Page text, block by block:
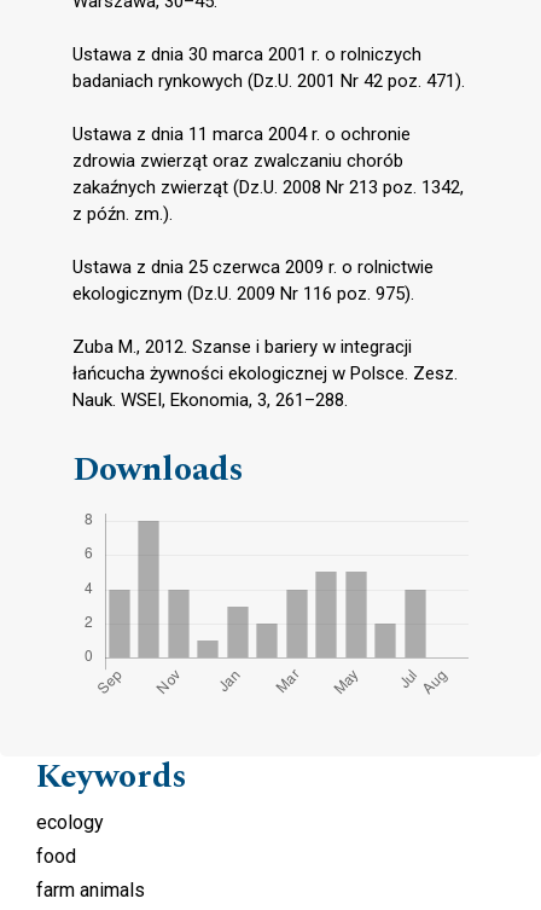
Ustawa z dnia 30 marca 2001 r. o rolniczych
badaniach rynkowych (Dz.U. 2001 Nr 42 poz. 471).
Ustawa z dnia 11 marca 2004 r. o ochronie
zdrowia zwierząt oraz zwalczaniu chorób
zakaźnych zwierząt (Dz.U. 2008 Nr 213 poz. 1342,
z późn. zm.).
Ustawa z dnia 25 czerwca 2009 r. o rolnictwie
ekologicznym (Dz.U. 2009 Nr 116 poz. 975).
Zuba M., 2012. Szanse i bariery w integracji
łańcucha żywności ekologicznej w Polsce. Zesz.
Nauk. WSEI, Ekonomia, 3, 261–288.
Downloads
Keywords
ecology
food
farm animals